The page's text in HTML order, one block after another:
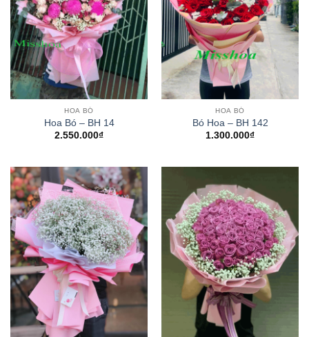
HOA BÓ
Hoa Bó – BH 14
2.550.000₫
HOA BÓ
Bó Hoa – BH 142
1.300.000₫